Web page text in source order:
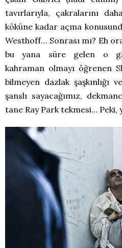
tavırlarıyla, çakralarını
köküne kadar açma
Westhoff… Sonrası mı? Eh
bu yana süre gelen o
kahraman olmayı öğrenen
bilmeyen dazlak şaşkınlığı
şanslı sayacağımız,
tane Ray Park tekmesi… Peki,